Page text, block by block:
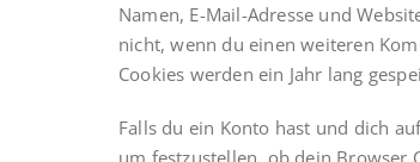
Namen, E-Mail-Adresse und
nicht, wenn du einen weiteren
Cookies werden ein Jahr lang
Falls du ein Konto hast und dich
um festzustellen, ob dein Browser